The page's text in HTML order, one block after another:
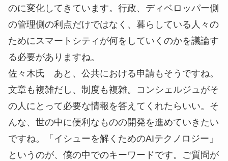
のに変化してきています。行政、ディベロッパー側
の管理側の利点だけではなく、暮らしている人々の
ためにスマートシティが何をしていくのかを議論す
る必要がありますね。
佐々木氏 あと、公共における申請もそうですね。
文章も複雑だし、制度も複雑。コンシェルジュがそ
の人にとって必要な情報を答えてくれたらいい。そ
んな、世の中に便利なものの開発を進めていきたい
ですね。「イシューを解くためのAIテクノロジー」
というのが、僕の中でのキーワードです。ご質問が